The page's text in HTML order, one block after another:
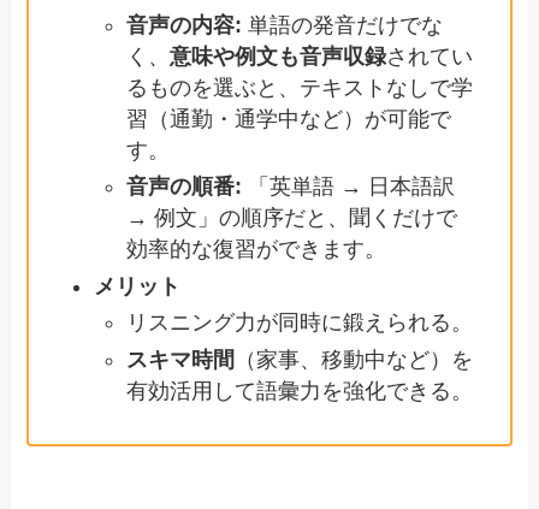
音声の内容: 単語の発音だけでな
く、意味や例文も音声収録されてい
るものを選ぶと、テキストなしで学
習（通勤・通学中など）が可能で
す。
音声の順番: 「英単語 → 日本語訳
→ 例文」の順序だと、聞くだけで
効率的な復習ができます。
メリット
リスニング力が同時に鍛えられる。
スキマ時間
（家事、移動中など）を
有効活用して語彙力を強化できる。